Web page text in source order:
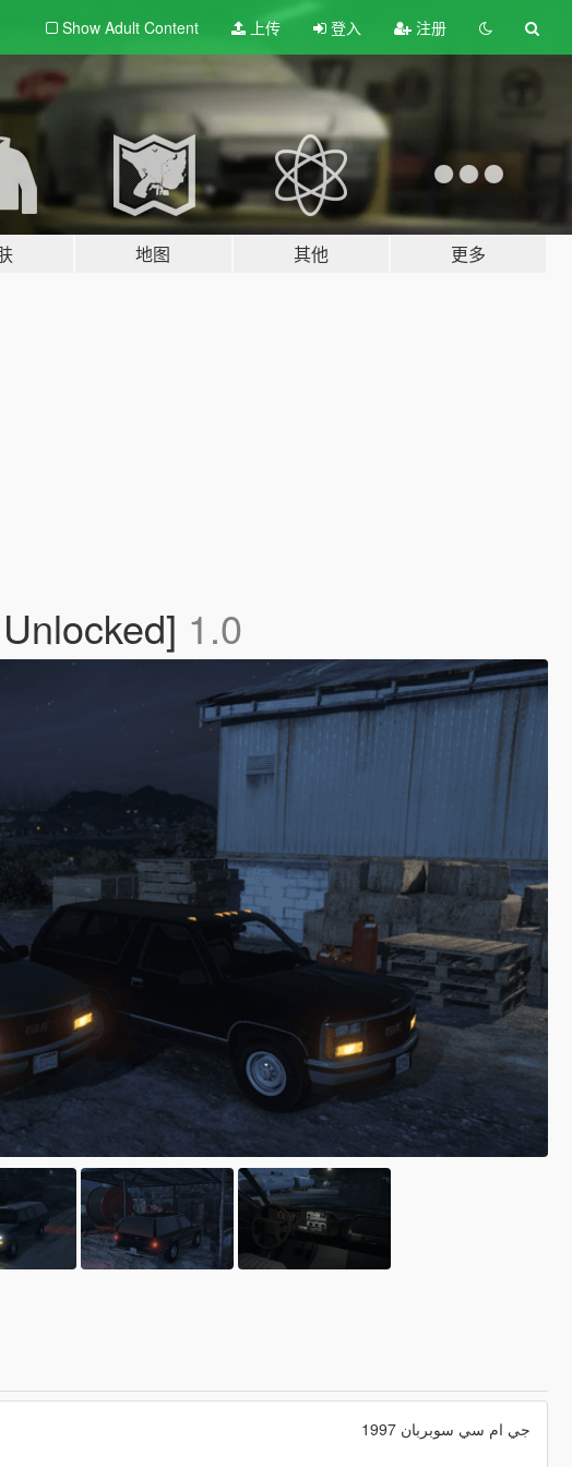
Show Adult Content 上传 登入 注册
地图 其他 更多
1.0
جي ام سي سوبربان 1997